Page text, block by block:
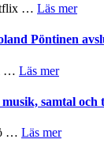
hjärtevarm
kompott
2026
–
I
bortom
… Läs merom
ger
Pöntinen
… Läs merom
Endre,
samtal och
… Läs merom